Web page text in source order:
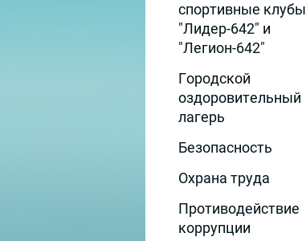
спортивные клубы
"Лидер-642" и
"Легион-642"
Городской
оздоровительный
лагерь
Безопасность
Охрана труда
Противодействие
коррупции